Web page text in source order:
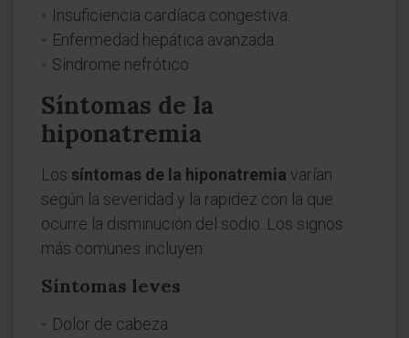
Insuficiencia cardíaca congestiva.
Enfermedad hepática avanzada.
Síndrome nefrótico.
Síntomas de la
hiponatremia
Los síntomas de la hiponatremia varían
según la severidad y la rapidez con la que
ocurre la disminución del sodio. Los signos
más comunes incluyen:
Síntomas leves
Dolor de cabeza.